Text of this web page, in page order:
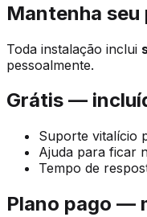
Mantenha
Toda instalação inclui
pessoalmente.
Grátis —
Suporte vitalício
Ajuda para ficar
Tempo de
Plano pago —